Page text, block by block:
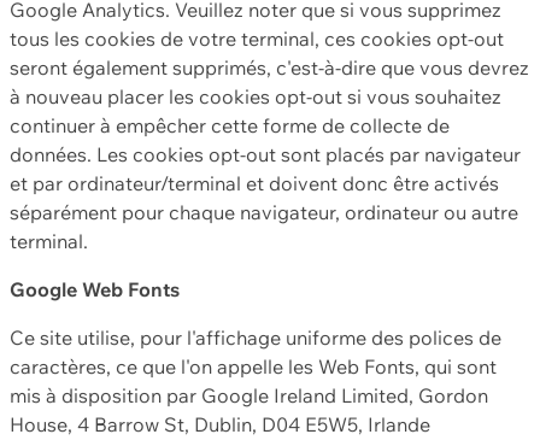
Google Analytics. Veuillez noter que si vous supprimez
tous les cookies de votre terminal, ces cookies opt-out
seront également supprimés, c'est-à-dire que vous devrez
à nouveau placer les cookies opt-out si vous souhaitez
continuer à empêcher cette forme de collecte de
données. Les cookies opt-out sont placés par navigateur
et par ordinateur/terminal et doivent donc être activés
séparément pour chaque navigateur, ordinateur ou autre
terminal.
Google Web Fonts
Ce site utilise, pour l'affichage uniforme des polices de
caractères, ce que l'on appelle les Web Fonts, qui sont
mis à disposition par Google Ireland Limited, Gordon
House, 4 Barrow St, Dublin, D04 E5W5, Irlande